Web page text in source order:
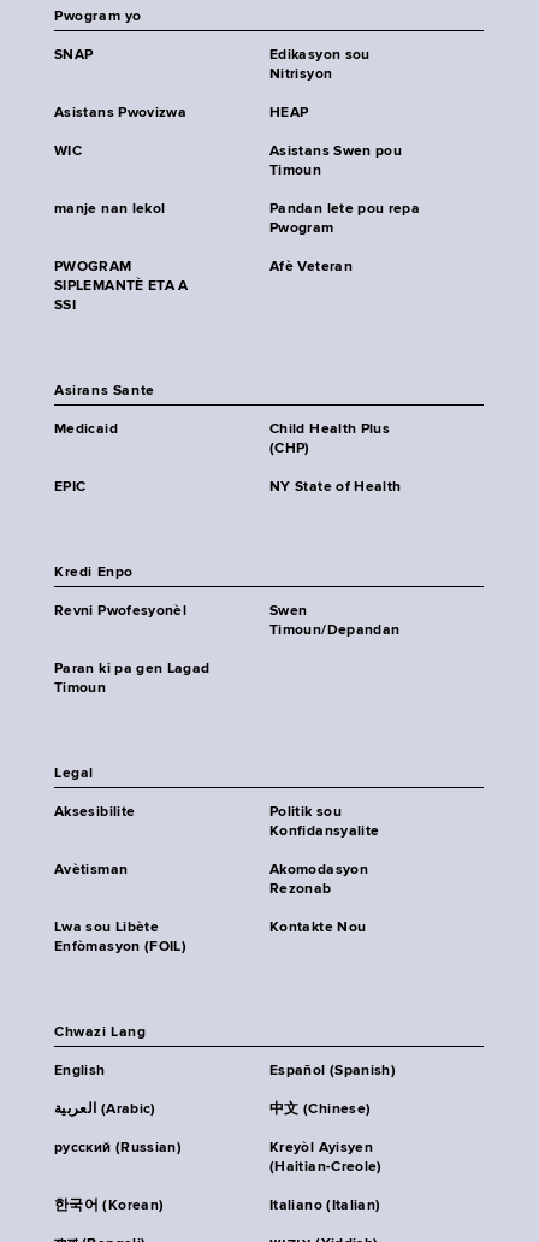
Pwogram yo
SNAP
Edikasyon sou
Nitrisyon
Asistans Pwovizwa HEAP
WIC
Asistans Swen pou
Timoun
manje nan lekol
Pandan lete pou repa
Pwogram
PWOGRAM
SIPLEMANTÈ ETA A
SSI
Afè Veteran
Asirans Sante
Medicaid
Child Health Plus
(CHP)
EPIC NY State of Health
Kredi Enpo
Revni Pwofesyonèl
Swen
Timoun/Depandan
Paran ki pa gen Lagad
Timoun
Legal
Aksesibilite
Politik sou
Konfidansyalite
Avètisman
Akomodasyon
Rezonab
Lwa sou Libète
Enfòmasyon (FOIL)
Kontakte Nou
Chwazi Lang
English Español (Spanish)
العربية (Arabic) 中文 (Chinese)
русский (Russian)
Kreyòl Ayisyen
(Haitian-Creole)
한국어 (Korean) Italiano (Italian)